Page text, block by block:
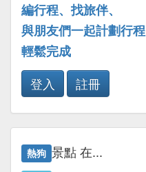
編行程、找旅伴、
與朋友們一起計劃行程
輕鬆完成
登入
註冊
熱狗 景點 在...